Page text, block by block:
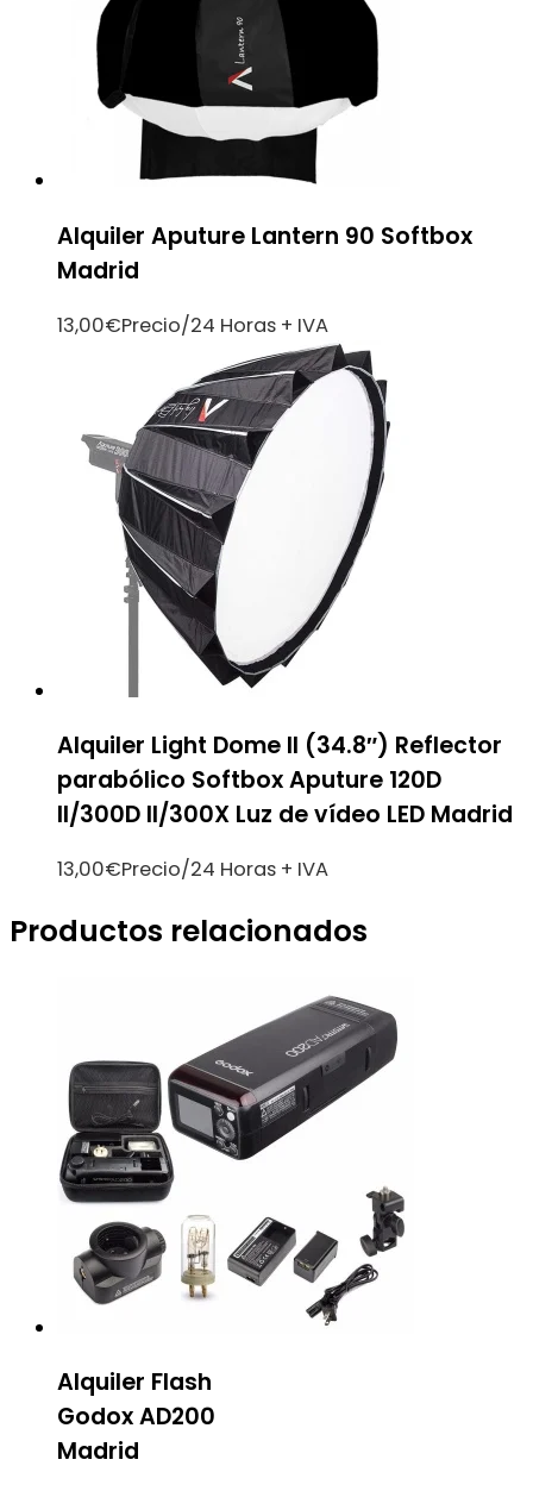
Alquiler Aputure Lantern 90 Softbox
Madrid
13,00€Precio/24 Horas + IVA
Alquiler Light Dome II (34.8″) Reflector
parabólico Softbox Aputure 120D
II/300D II/300X Luz de vídeo LED Madrid
13,00€Precio/24 Horas + IVA
Productos relacionados
Alquiler Flash
Godox AD200
Madrid